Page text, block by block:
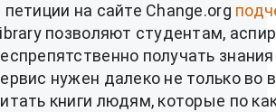
петиции на сайте Change.org
позволяют студентам,
получать
нужен далеко не только
книги людям, которые по